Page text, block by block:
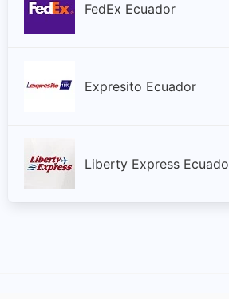
FedEx Ecuador
Expresito Ecuador
Liberty Express